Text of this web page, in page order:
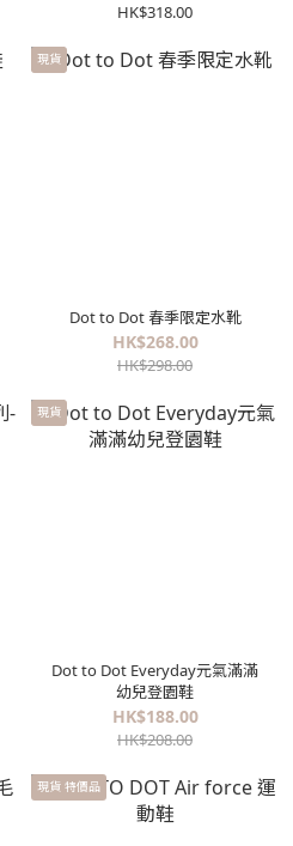
HK$318.00
現貨
Dot to Dot 春季限定水靴
HK$268.00
HK$298.00
現貨
Dot to Dot Everyday元氣滿滿
幼兒登園鞋
HK$188.00
HK$208.00
現貨 特價品